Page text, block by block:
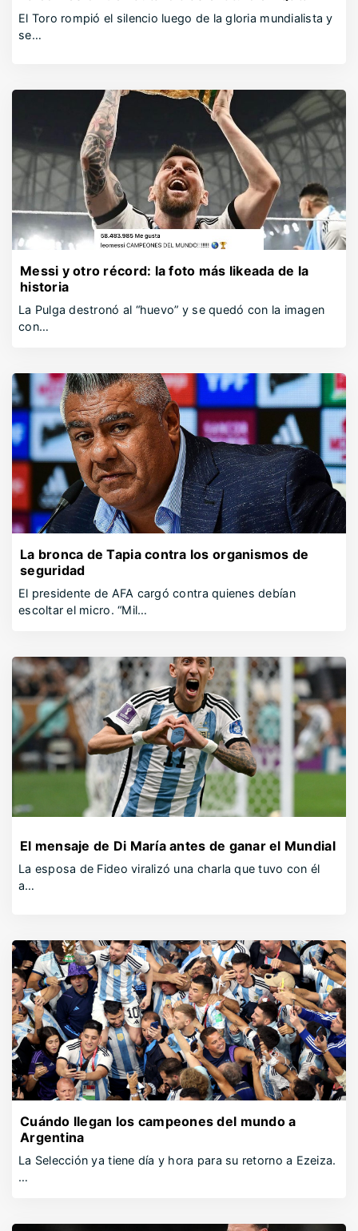
El Toro rompió el silencio luego de la gloria mundialista y
se…
Messi y otro récord: la foto más likeada de la
historia
La Pulga destronó al “huevo” y se quedó con la imagen
con…
La bronca de Tapia contra los organismos de
seguridad
El presidente de AFA cargó contra quienes debían
escoltar el micro. “Mil…
El mensaje de Di María antes de ganar el Mundial
La esposa de Fideo viralizó una charla que tuvo con él
a…
Cuándo llegan los campeones del mundo a
Argentina
La Selección ya tiene día y hora para su retorno a Ezeiza.
…